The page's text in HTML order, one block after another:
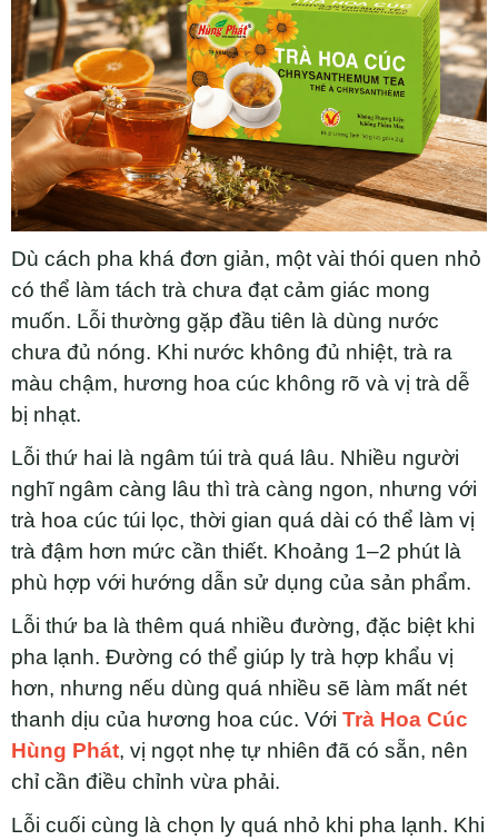
Dù cách pha khá đơn giản, một vài thói quen nhỏ
có thể làm tách trà chưa đạt cảm giác mong
muốn. Lỗi thường gặp đầu tiên là dùng nước
chưa đủ nóng. Khi nước không đủ nhiệt, trà ra
màu chậm, hương hoa cúc không rõ và vị trà dễ
bị nhạt.
Lỗi thứ hai là ngâm túi trà quá lâu. Nhiều người
nghĩ ngâm càng lâu thì trà càng ngon, nhưng với
trà hoa cúc túi lọc, thời gian quá dài có thể làm vị
trà đậm hơn mức cần thiết. Khoảng 1–2 phút là
phù hợp với hướng dẫn sử dụng của sản phẩm.
Lỗi thứ ba là thêm quá nhiều đường, đặc biệt khi
pha lạnh. Đường có thể giúp ly trà hợp khẩu vị
hơn, nhưng nếu dùng quá nhiều sẽ làm mất nét
thanh dịu của hương hoa cúc. Với Trà Hoa Cúc
Hùng Phát, vị ngọt nhẹ tự nhiên đã có sẵn, nên
chỉ cần điều chỉnh vừa phải.
Lỗi cuối cùng là chọn ly quá nhỏ khi pha lạnh. Khi